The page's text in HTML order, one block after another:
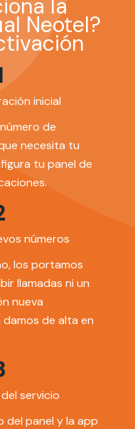
la
Neotel?
inicial
de
necesita tu
tu panel de
números
los portamos
llamadas ni un
nueva
de alta en
servicio
del panel y la app